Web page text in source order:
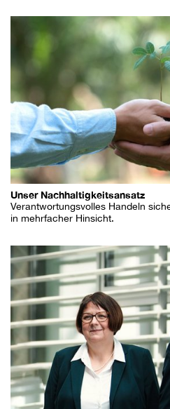
Unser Nachhaltigkeitsansatz
Verantwortungsvolles Handeln
in mehrfacher Hinsicht.